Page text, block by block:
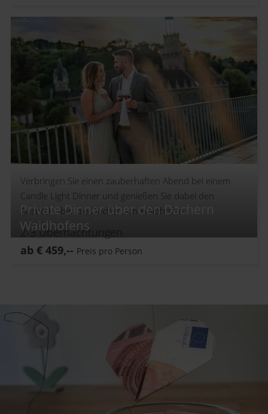
Private Dinner über den Dächern
Waidhofens
Verbringen Sie einen zauberhaften Abend bei einem
Candle Light Dinner und genießen Sie dabei den
Ausblick über die Dächer von Waidhofen.
2-3Übernachtungen
ab € 459,-- Preis pro Person